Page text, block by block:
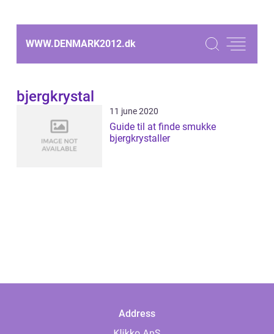
WWW.DENMARK2012.dk
bjergkrystal
11 june 2020
Guide til at finde smukke
bjergkrystaller
Address